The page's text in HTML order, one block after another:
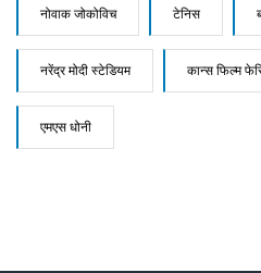
नोवाक जोकोविच टेनिस
नरेंद्र मोदी स्टेडियम कान्स फिल्म
एमएस धोनी